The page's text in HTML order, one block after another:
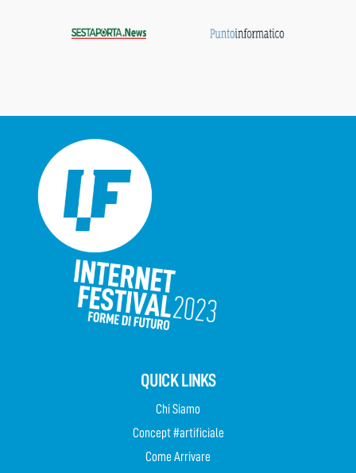
QUICK LINKS
Chi Siamo
Concept #artificiale
Come Arrivare